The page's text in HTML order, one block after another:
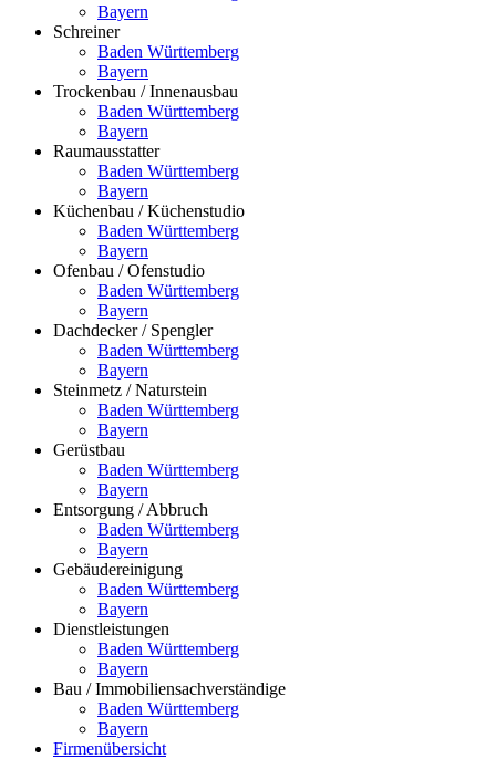
Bayern
Schreiner
Baden Württemberg
Bayern
Trockenbau / Innenausbau
Baden Württemberg
Bayern
Raumausstatter
Baden Württemberg
Bayern
Küchenbau / Küchenstudio
Baden Württemberg
Bayern
Ofenbau / Ofenstudio
Baden Württemberg
Bayern
Dachdecker / Spengler
Baden Württemberg
Bayern
Steinmetz / Naturstein
Baden Württemberg
Bayern
Gerüstbau
Baden Württemberg
Bayern
Entsorgung / Abbruch
Baden Württemberg
Bayern
Gebäudereinigung
Baden Württemberg
Bayern
Dienstleistungen
Baden Württemberg
Bayern
Bau / Immobiliensachverständige
Baden Württemberg
Bayern
Firmenübersicht